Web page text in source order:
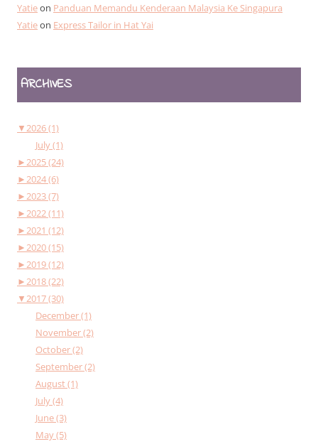
Yatieon Panduan Memandu Kenderaan Malaysia Ke Singapura
Yatieon Express Tailor in Hat Yai
ARCHIVES
▼2026 (1)
July (1)
►2025 (24)
►2024 (6)
►2023 (7)
►2022 (11)
►2021 (12)
►2020 (15)
►2019 (12)
►2018 (22)
▼2017 (30)
December (1)
November (2)
October (2)
September (2)
August (1)
July (4)
June (3)
May (5)